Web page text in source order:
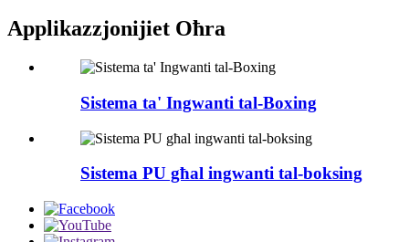
Applikazzjonijiet Oħra
Sistema ta' Ingwanti tal-Boxing
Sistema PU għal ingwanti tal-boksing